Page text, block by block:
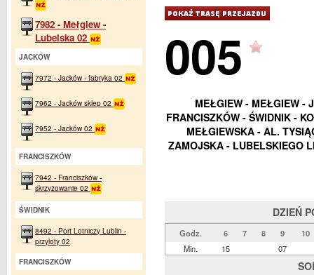
005
MEŁGIEW - MEŁGIEW -
FRANCISZKÓW - ŚWIDNIK -
MEŁGIEWSKA - AL.
ZAMOJSKA - LUBELSKIEGO
DZIEŃ
Godz. 6 7 8 9
10
Min.
15 07
7982 - Mełgiew -
Lubelska 02
JACKÓW
7972 - Jacków - fabryka 02
7962 - Jacków sklep 02
7952 - Jacków 02
FRANCISZKÓW
7942 - Franciszków -
skrzyżowanie 02
ŚWIDNIK
8492 - Port Lotniczy Lublin -
przyloty 02
FRANCISZKÓW